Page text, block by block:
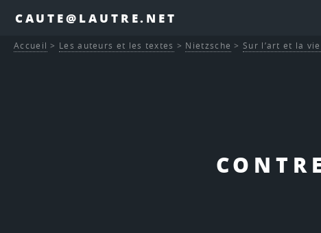
CAUTE@LAUTRE.NET
Accueil > Les auteurs et les textes > Nietzsche >Sur l’art et la vie